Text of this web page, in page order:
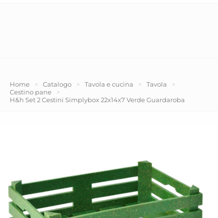
Home > Catalogo > Tavola e cucina > Tavola
>
Cestino pane
>
H&h Set 2 Cestini Simplybox 22x14x7 Verde Guardaroba